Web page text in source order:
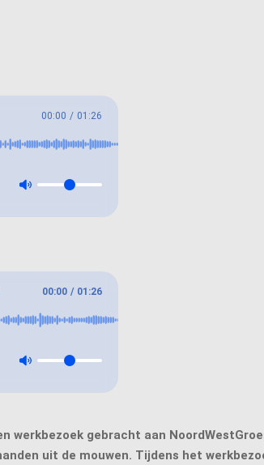
00:00 / 01:26
00:00 / 01:26
werkbezoek gebracht aan
uit de mouwen. Tijdens het